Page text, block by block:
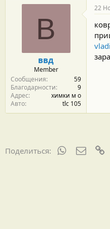
В
ввд
Member
Сообщения
59
Благодарности
9
Адрес
химки м о
Авто
tlc 105
22
Поделиться: WhatsApp